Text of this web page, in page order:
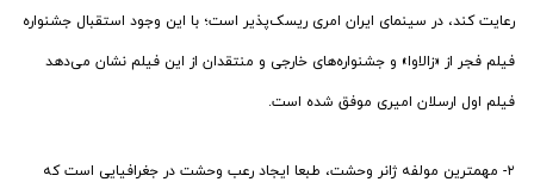
رعایت کند، در سینمای ایران امری ریسک‌پذیر است؛ با این وجود استقبال جشنواره
فیلم فجر از «زالاوا» و جشنواره‌های خارجی و منتقدان از این فیلم نشان می‌دهد
فیلم اول ارسلان امیری موفق شده است.
۲- مهمترین مولفه ژانر وحشت، طبعا ایجاد رعب وحشت در جغرافیایی است که